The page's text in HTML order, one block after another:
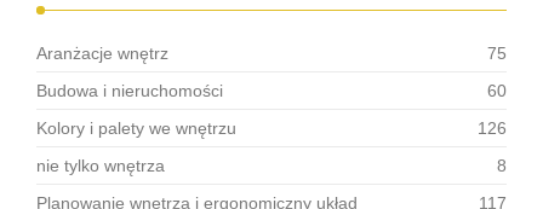
Aranżacje wnętrz
75
Budowa i nieruchomości
60
Kolory i palety we wnętrzu
126
nie tylko wnętrza
8
Planowanie wnętrza i ergonomiczny układ
117